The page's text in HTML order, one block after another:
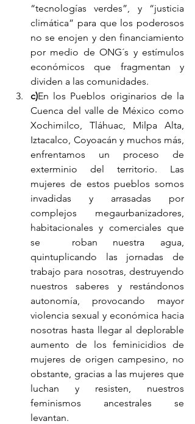
“tecnologías verdes”, y “justicia
climática” para que los poderosos
no se enojen y den financiamiento
por medio de ONG´s y estímulos
económicos que fragmentan y
dividen a las comunidades.
c)En los Pueblos originarios de la
Cuenca del valle de México como
Xochimilco, Tláhuac, Milpa Alta,
Iztacalco, Coyoacán y muchos más,
enfrentamos un proceso de
exterminio del territorio. Las
mujeres de estos pueblos somos
invadidas y arrasadas por
complejos megaurbanizadores,
habitacionales y comerciales que
se  roban nuestra agua,
quintuplicando las jornadas de
trabajo para nosotras, destruyendo
nuestros saberes y restándonos
autonomía, provocando mayor
violencia sexual y económica hacia
nosotras hasta llegar al deplorable
aumento de los feminicidios de
mujeres de origen campesino, no
obstante, gracias a las mujeres que
luchan y resisten, nuestros
feminismos ancestrales se
levantan.